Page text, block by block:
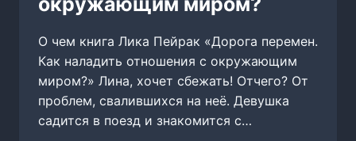
О чем книга Лика Пейрак «Дорога перемен.
Как наладить отношения с окружающим
миром?» Лина, хочет сбежать! Отчего? От
проблем, свалившихся на неё. Девушка
садится в поезд и знакомится с…